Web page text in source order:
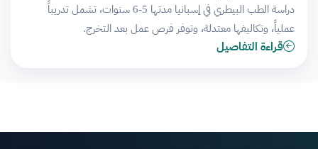
دراسة الطب البيطري في إسبانيا مدتها 5-6 سنوات، تشمل تدريباً
عملياً، وتكاليفها معتدلة، وتوفر فرص عمل بعد التخرج.
قراءة التفاصيل